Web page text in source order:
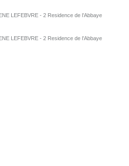
LEFEBVRE - 2 Residence de l’Abbaye
LEFEBVRE - 2 Residence de l’Abbaye